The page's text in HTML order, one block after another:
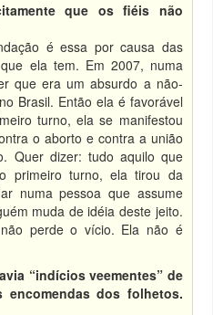
que os fiéis não
é essa por causa das
ela tem. Em 2007, numa
que era um absurdo a não-
Brasil. Então ela é favorável
turno, ela se manifestou
o aborto e contra a união
Quer dizer: tudo aquilo que
primeiro turno, ela tirou da
numa pessoa que assume
muda de idéia deste jeito.
perde o vício. Ela não é
“indícios veementes” de
encomendas dos folhetos.